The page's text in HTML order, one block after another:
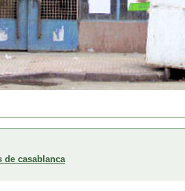
de casablanca